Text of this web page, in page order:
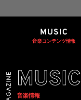
MUSIC
音楽コンテンツ情報
MUSIC
音楽情報